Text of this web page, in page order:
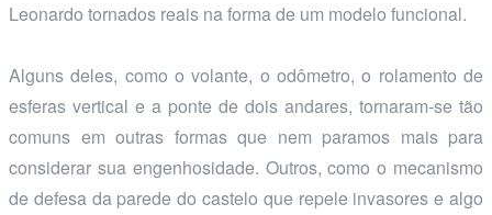
Leonardo tornados reais na forma de um modelo funcional.
Alguns deles, como o volante, o odômetro, o rolamento de
esferas vertical e a ponte de dois andares, tornaram-se tão
comuns em outras formas que nem paramos mais para
considerar sua engenhosidade. Outros, como o mecanismo
de defesa da parede do castelo que repele invasores e algo